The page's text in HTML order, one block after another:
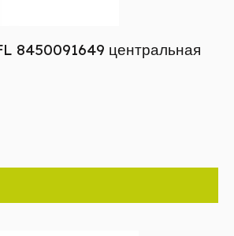
8450091649 центральная